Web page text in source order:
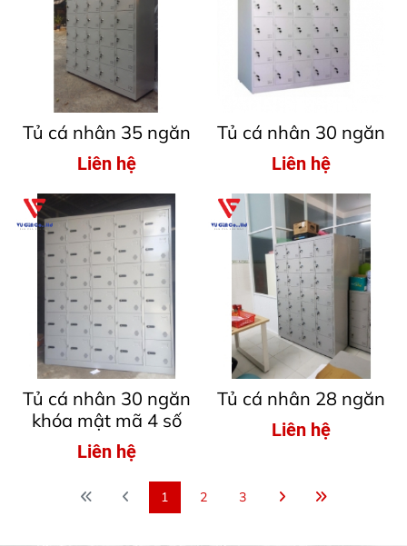
Tủ cá nhân 35 ngăn
Liên hệ
Tủ cá nhân 30 ngăn
Liên hệ
Tủ cá nhân 30 ngăn
khóa mật mã 4 số
Liên hệ
Tủ cá nhân 28 ngăn
Liên hệ
1 2 3